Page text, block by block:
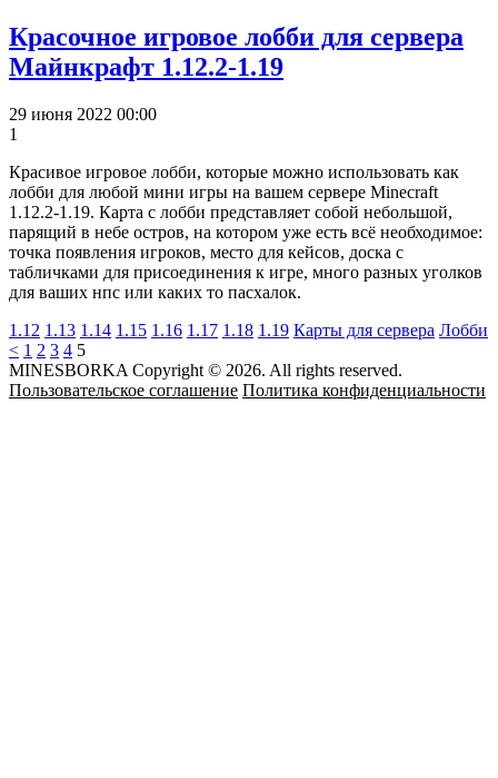
Красочное игровое лобби для сервера
Майнкрафт 1.12.2-1.19
29 июня 2022 00:00
1
Красивое игровое лобби, которые можно использовать как
лобби для любой мини игры на вашем сервере Minecraft
1.12.2-1.19. Карта с лобби представляет собой небольшой,
парящий в небе остров, на котором уже есть всё необходимое:
точка появления игроков, место для кейсов, доска с
табличками для присоединения к игре, много разных уголков
для ваших нпс или каких то пасхалок.
1.12 1.13 1.14 1.15 1.16 1.17 1.18 1.19 Карты для сервера Лобби
< 1 2 3 4 5
MINESBORKA Copyright © 2026. All rights reserved.
Пользовательское соглашение Политика конфиденциальности